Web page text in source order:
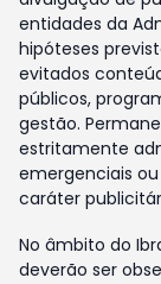
entidades da
hipóteses
evitados
públicos,
gestão.
estritamente
emergenciais
caráter
No âmbito do
deverão ser